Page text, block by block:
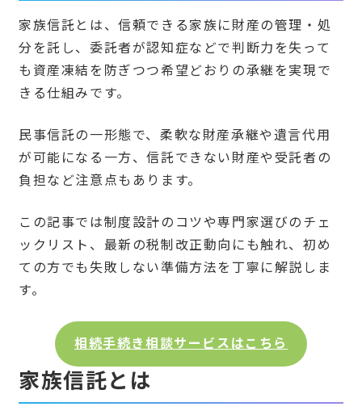
家族信託とは、信頼できる家族に財産の管理・処
分を託し、委託者が認知症などで判断力を失って
も資産凍結を防ぎつつ希望どおりの承継を実現で
きる仕組みです。
民事信託の一形態で、柔軟な財産承継や遺言代用
が可能になる一方、信託できない財産や受託者の
負担など注意点もあります。
この記事では制度設計のコツや専門家選びのチェ
ックリスト、最新の税制改正動向にも触れ、初め
ての方でも失敗しない準備方法を丁寧に解説しま
す。
相続手続き相談サービスはこちら
家族信託とは